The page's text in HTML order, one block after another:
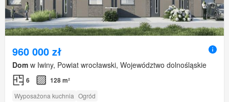
960 000 zł
Dom w Iwiny, Powiat wrocławski, Województwo dolnośląskie
6 128 m²
Wyposażona kuchnia Ogród